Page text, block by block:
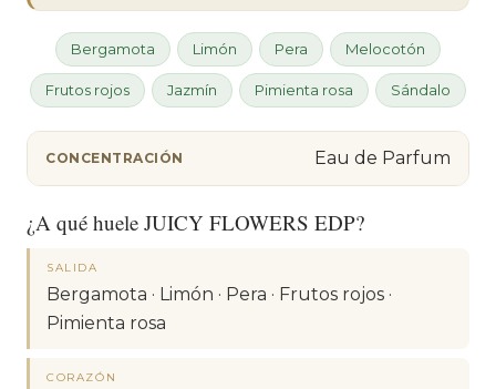
Bergamota Limón Pera Melocotón
Frutos rojos Jazmín Pimienta rosa Sándalo
CONCENTRACIÓN Eau de Parfum
¿A qué huele JUICY FLOWERS EDP?
SALIDA
Bergamota · Limón · Pera · Frutos rojos ·
Pimienta rosa
CORAZÓN